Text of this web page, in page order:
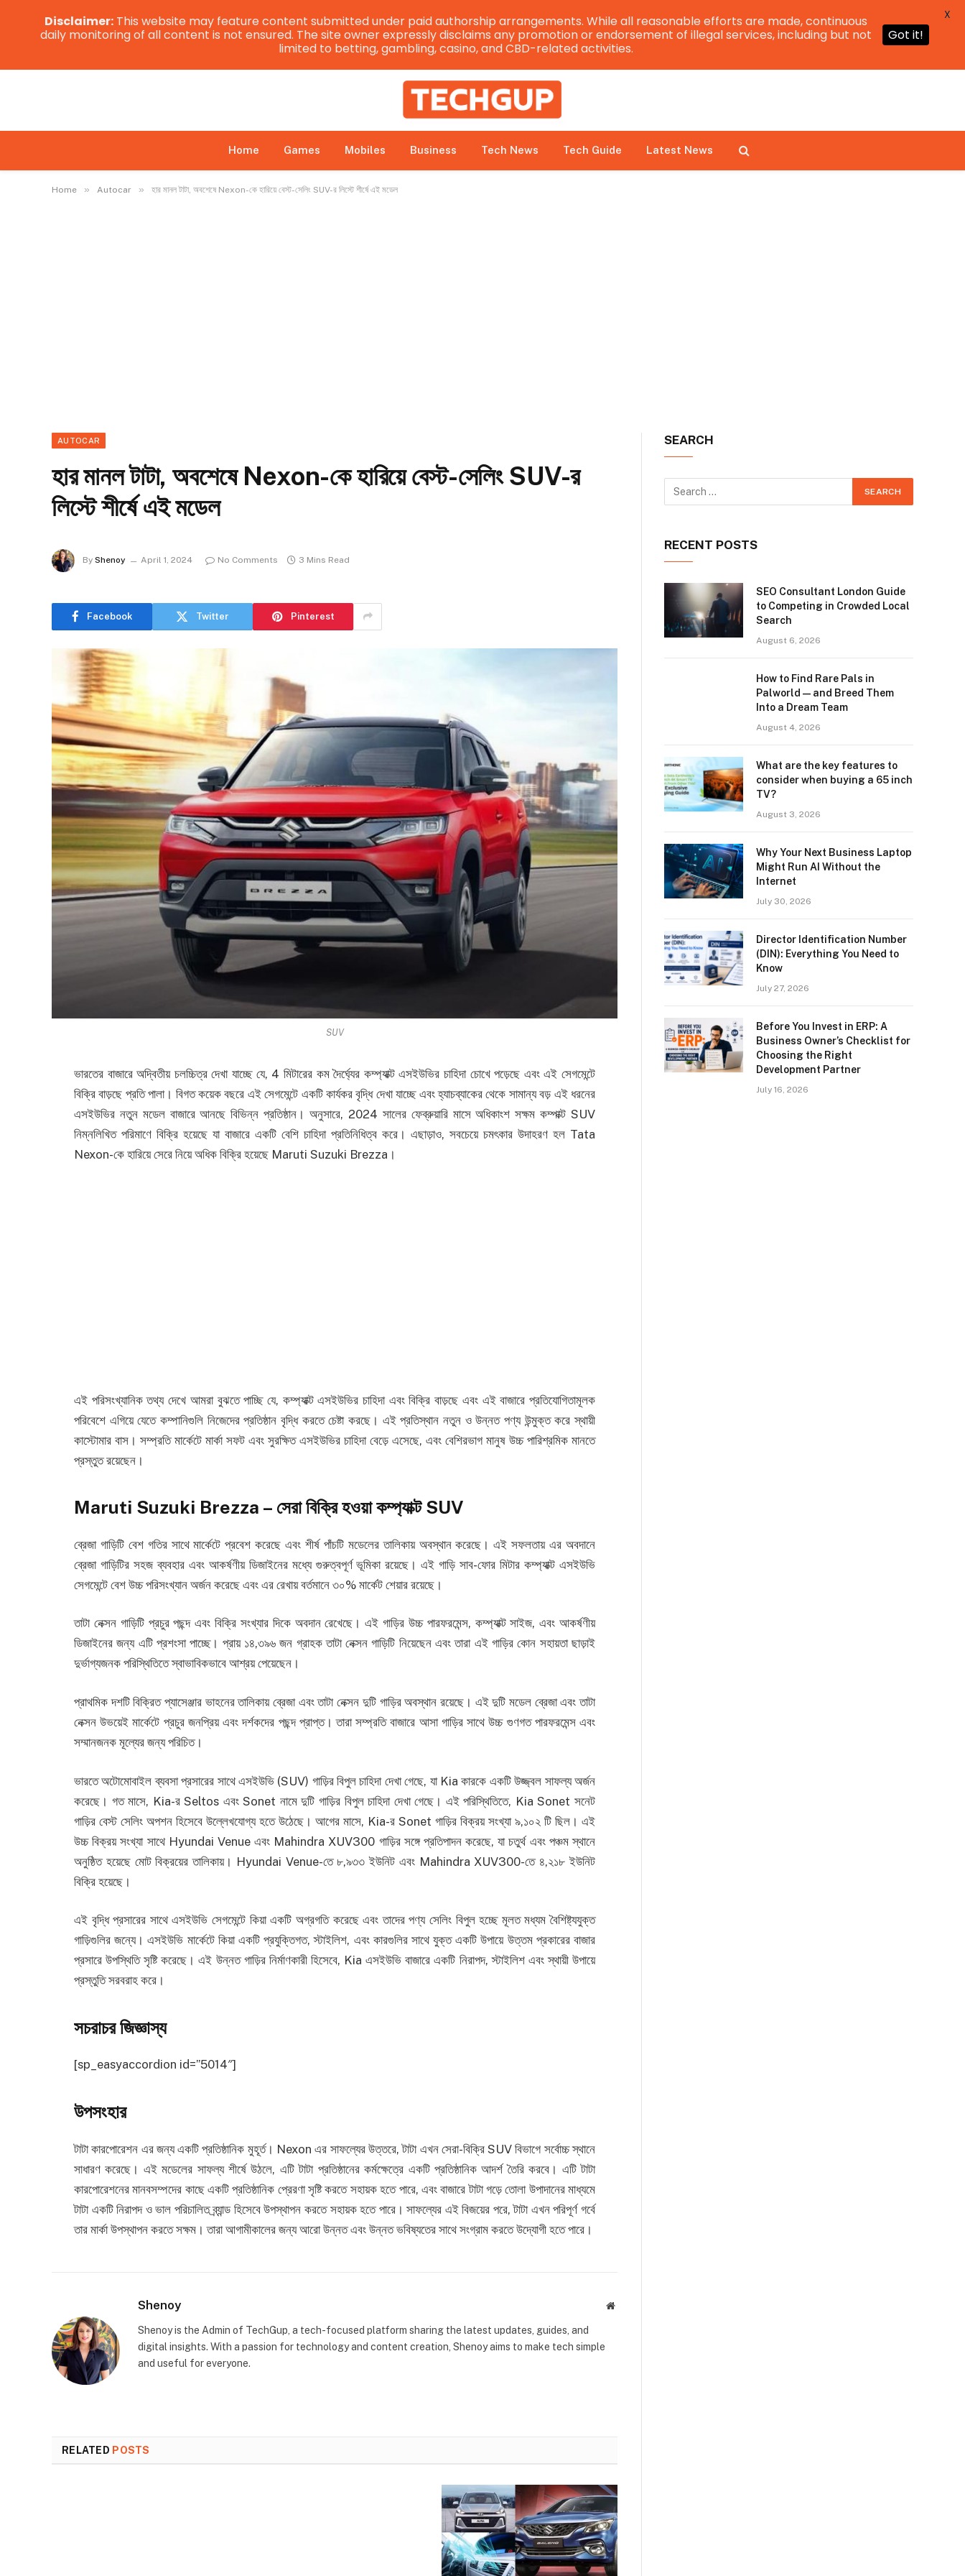
Home Games Mobiles Business Tech News Tech Guide Latest News
Home » Autocar » হার মানল টাটা, অবশেষে Nexon-কে হারিয়ে বেস্ট-সেলিং SUV-র লিস্টে শীর্ষে এই মডেল
AUTOCAR
হার মানল টাটা, অবশেষে Nexon-কে হারিয়ে বেস্ট-সেলিং SUV-র
লিস্টে শীর্ষে এই মডেল
By Shenoy April 1, 2024 No Comments 3 Mins Read
Facebook Twitter Pinterest
SUV
ভারতের বাজারে অদ্বিতীয় চলচ্চিত্র দেখা যাচ্ছে যে, 4 মিটারের কম দৈর্ঘ্যের কম্প্যাক্ট এসইউভির চাহিদা চোখে পড়েছে এবং এই সেগমেন্টে
বিক্রি বাড়ছে প্রতি পালা। বিগত কয়েক বছরে এই সেগমেন্টে একটি কার্যকর বৃদ্ধি দেখা যাচ্ছে এবং হ্যাচব্যাকের থেকে সামান্য বড় এই ধরনের
এসইউভির নতুন মডেল বাজারে আনছে বিভিন্ন প্রতিষ্ঠান। অনুসারে, 2024 সালের ফেব্রুয়ারি মাসে অধিকাংশ সক্ষম কম্পাক্ট SUV
নিম্নলিখিত পরিমাণে বিক্রি হয়েছে যা বাজারে একটি বেশি চাহিদা প্রতিনিধিত্ব করে। এছাড়াও, সবচেয়ে চমৎকার উদাহরণ হল Tata
Nexon-কে হারিয়ে সেরে নিয়ে অধিক বিক্রি হয়েছে Maruti Suzuki Brezza।
এই পরিসংখ্যানিক তথ্য দেখে আমরা বুঝতে পাচ্ছি যে, কম্প্যাক্ট এসইউভির চাহিদা এবং বিক্রি বাড়ছে এবং এই বাজারে প্রতিযোগিতামূলক
পরিবেশে এগিয়ে যেতে কম্পানিগুলি নিজেদের প্রতিষ্ঠান বৃদ্ধি করতে চেষ্টা করছে। এই প্রতিস্থান নতুন ও উন্নত পণ্য উন্মুক্ত করে স্থায়ী
কাস্টোমার বাস। সম্প্রতি মার্কেটে মার্কা সফট এবং সুরক্ষিত এসইউভির চাহিদা বেড়ে এসেছে, এবং বেশিরভাগ মানুষ উচ্চ পারিশ্রমিক মানতে
প্রস্তুত রয়েছেন।
Maruti Suzuki Brezza – সেরা বিক্রি হওয়া কম্প্যাক্ট SUV
ব্রেজা গাড়িটি বেশ গতির সাথে মার্কেটে প্রবেশ করেছে এবং শীর্ষ পাঁচটি মডেলের তালিকায় অবস্থান করেছে। এই সফলতায় এর অবদানে
ব্রেজা গাড়িটির সহজ ব্যবহার এবং আকর্ষণীয় ডিজাইনের মধ্যে গুরুত্বপূর্ণ ভূমিকা রয়েছে। এই গাড়ি সাব-ফোর মিটার কম্প্যাক্ট এসইউভি
সেগমেন্টে বেশ উচ্চ পরিসংখ্যান অর্জন করেছে এবং এর রেখায় বর্তমানে ৩০% মার্কেট শেয়ার রয়েছে।
তাটা নেক্সন গাড়িটি প্রচুর পছন্দ এবং বিক্রি সংখ্যার দিকে অবদান রেখেছে। এই গাড়ির উচ্চ পারফরমেন্স, কম্প্যাক্ট সাইজ, এবং আকর্ষণীয়
ডিজাইনের জন্য এটি প্রশংসা পাচ্ছে। প্রায় ১৪,৩৯৬ জন গ্রাহক তাটা নেক্সন গাড়িটি নিয়েছেন এবং তারা এই গাড়ির কোন সহায়তা ছাড়াই
দুর্ভাগ্যজনক পরিস্থিতিতে স্বাভাবিকভাবে আশ্রয় পেয়েছেন।
প্রাথমিক দশটি বিক্রিত প্যাসেঞ্জার ভাহনের তালিকায় ব্রেজা এবং তাটা নেক্সন দুটি গাড়ির অবস্থান রয়েছে। এই দুটি মডেল ব্রেজা এবং তাটা
নেক্সন উভয়েই মার্কেটে প্রচুর জনপ্রিয় এবং দর্শকদের পছন্দ প্রাপ্ত। তারা সম্প্রতি বাজারে আসা গাড়ির সাথে উচ্চ গুণগত পারফরমেন্স এবং
সম্মানজনক মূল্যের জন্য পরিচিত।
ভারতে অটোমোবাইল ব্যবসা প্রসারের সাথে এসইউভি (SUV) গাড়ির বিপুল চাহিদা দেখা গেছে, যা Kia কারকে একটি উজ্জ্বল সাফল্য অর্জন
করেছে। গত মাসে, Kia-র Seltos এবং Sonet নামে দুটি গাড়ির বিপুল চাহিদা দেখা গেছে। এই পরিস্থিতিতে, Kia Sonet সনেট
গাড়ির বেস্ট সেলিং অপশন হিসেবে উল্লেখযোগ্য হতে উঠেছে। আগের মাসে, Kia-র Sonet গাড়ির বিক্রয় সংখ্যা ৯,১০২ টি ছিল। এই
উচ্চ বিক্রয় সংখ্যা সাথে Hyundai Venue এবং Mahindra XUV300 গাড়ির সঙ্গে প্রতিপাদন করেছে, যা চতুর্থ এবং পঞ্চম স্থানে
অনুষ্ঠিত হয়েছে মোট বিক্রয়ের তালিকায়। Hyundai Venue-তে ৮,৯৩৩ ইউনিট এবং Mahindra XUV300-তে ৪,২১৮ ইউনিট
বিক্রি হয়েছে।
এই বৃদ্ধি প্রসারের সাথে এসইউভি সেগমেন্টে কিয়া একটি অগ্রগতি করেছে এবং তাদের পণ্য সেলিং বিপুল হচ্ছে মূলত মধ্যম বৈশিষ্ট্যযুক্ত
গাড়িগুলির জন্যে। এসইউভি মার্কেটে কিয়া একটি প্রযুক্তিগত, স্টাইলিশ, এবং কারগুলির সাথে যুক্ত একটি উপায়ে উত্তম প্রকারের বাজার
প্রসারে উপস্থিতি সৃষ্টি করেছে। এই উন্নত গাড়ির নির্মাণকারী হিসেবে, Kia এসইউভি বাজারে একটি নিরাপদ, স্টাইলিশ এবং স্থায়ী উপায়ে
প্রস্তুতি সরবরাহ করে।
সচরাচর জিজ্ঞাস্য
[sp_easyaccordion id=”5014″]
উপসংহার
টাটা কারপোরেশন এর জন্য একটি প্রতিষ্ঠানিক মুহূর্ত। Nexon এর সাফল্যের উত্তরে, টাটা এখন সেরা-বিক্রি SUV বিভাগে সর্বোচ্চ স্থানে
সাধারণ করেছে। এই মডেলের সাফল্য শীর্ষে উঠলে, এটি টাটা প্রতিষ্ঠানের কর্মক্ষেত্রে একটি প্রতিষ্ঠানিক আদর্শ তৈরি করবে। এটি টাটা
কারপোরেশনের মানবসম্পদের কাছে একটি প্রতিষ্ঠানিক প্রেরণা সৃষ্টি করতে সহায়ক হতে পারে, এবং বাজারে টাটা গড়ে তোলা উপাদানের মাধ্যমে
টাটা একটি নিরাপদ ও ভাল পরিচালিত ব্র্যান্ড হিসেবে উপস্থাপন করতে সহায়ক হতে পারে। সাফল্যের এই বিজয়ের পরে, টাটা এখন পরিপূর্ণ গর্বে
তার মার্কা উপস্থাপন করতে সক্ষম। তারা আগামীকালের জন্য আরো উন্নত এবং উন্নত ভবিষ্যতের সাথে সংগ্রাম করতে উদ্যোগী হতে পারে।
Shenoy Website
Shenoy is the Admin of TechGup, a tech-focused platform sharing the latest updates, guides, and
digital insights. With a passion for technology and content creation, Shenoy aims to make tech simple
and useful for everyone.
RELATED POSTS
SEARCH
RECENT POSTS
SEO Consultant London Guide
to Competing in Crowded Local
Search
August 6, 2026
How to Find Rare Pals in
Palworld — and Breed Them
Into a Dream Team
August 4, 2026
What are the key features to
consider when buying a 65 inch
TV?
August 3, 2026
Why Your Next Business Laptop
Might Run AI Without the
Internet
July 30, 2026
Director Identification Number
(DIN): Everything You Need to
Know
July 27, 2026
Before You Invest in ERP: A
Business Owner’s Checklist for
Choosing the Right
Development Partner
July 16, 2026
Disclaimer:This website may feature content submitted under paid authorship arrangements. While all reasonable efforts are made, continuous
daily monitoring of all content is not ensured. The site owner expressly disclaims any promotion or endorsement of illegal services, including but not
limited to betting, gambling, casino, and CBD-related activities.
Got it!
X